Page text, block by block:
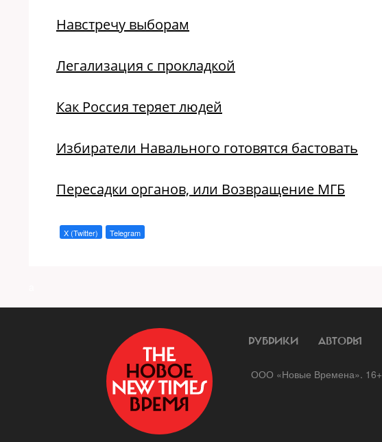
Навстречу выборам
Легализация с прокладкой
Как Россия теряет людей
Избиратели Навального готовятся бастовать
Пересадки органов, или Возвращение МГБ
X (Twitter) Telegram
РУБРИКИ АВТОРЫ
ООО «Новые Времена». 16+